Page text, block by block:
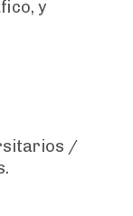
y
/